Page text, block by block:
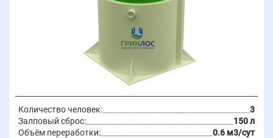
Количество человек:
3
Залповый сброс:
150 л
Объём переработки:
0.6 м3/сут